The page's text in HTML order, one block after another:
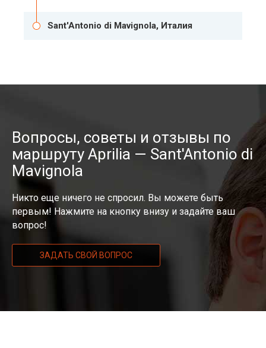
Sant'Antonio di Mavignola, Италия
Вопросы, советы и отзывы по
маршруту Aprilia — Sant'Antonio di
Mavignola
Никто еще ничего не спросил. Вы можете быть
первым! Нажмите на кнопку внизу и задайте ваш
вопрос!
ЗАДАТЬ СВОЙ ВОПРОС